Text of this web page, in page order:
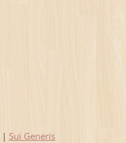
| Sui Generis